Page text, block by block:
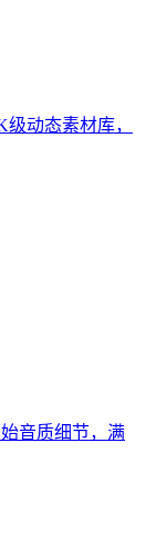
动态素材库，
音质细节，满